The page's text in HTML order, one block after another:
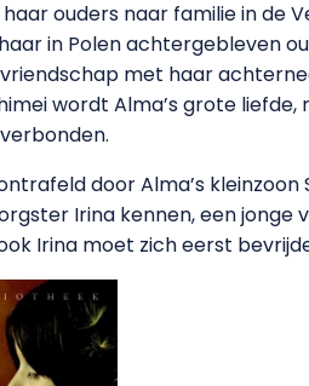
haar ouders naar familie in de
in Polen achtergebleven
met haar
wordt Alma’s grote
door Alma’s
Irina kennen, een jonge
Irina moet zich eerst